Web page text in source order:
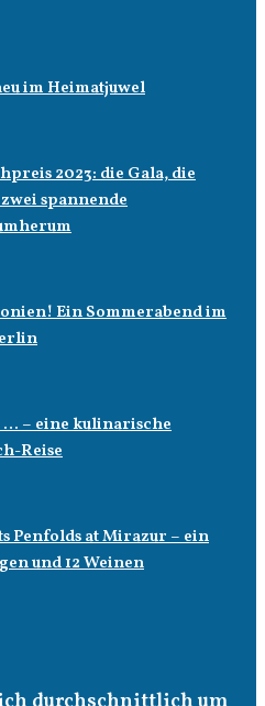
im Heimatjuwel
2023: die Gala, die
spannende
Ein Sommerabend im
… – eine kulinarische
Reise
Penfolds at Mirazur – ein
und 12 Weinen